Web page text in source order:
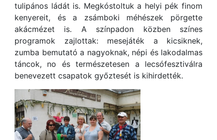
tulipános ládát is. Megkóstoltuk a helyi pék finom
kenyereit, és a zsámboki méhészek pörgette
akácmézet is. A színpadon közben színes
programok zajlottak: mesejáték a kicsiknek,
zumba bemutató a nagyoknak, népi és lakodalmas
táncok, no és természetesen a lecsófesztiválra
benevezett csapatok győztesét is kihirdették.